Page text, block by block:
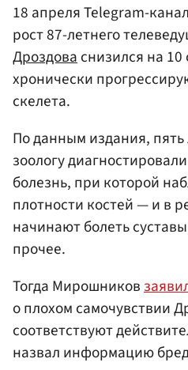
18 апреля Telegram-
рост 87-летнего
Дроздоваснизился на
хронически
скелета.
По данным издания, пять
зоологу
болезнь, при которой
плотности костей — и в
начинают болеть
прочее.
Тогда Мирошников
о плохом самочувствии
соответствуют
назвал информацию